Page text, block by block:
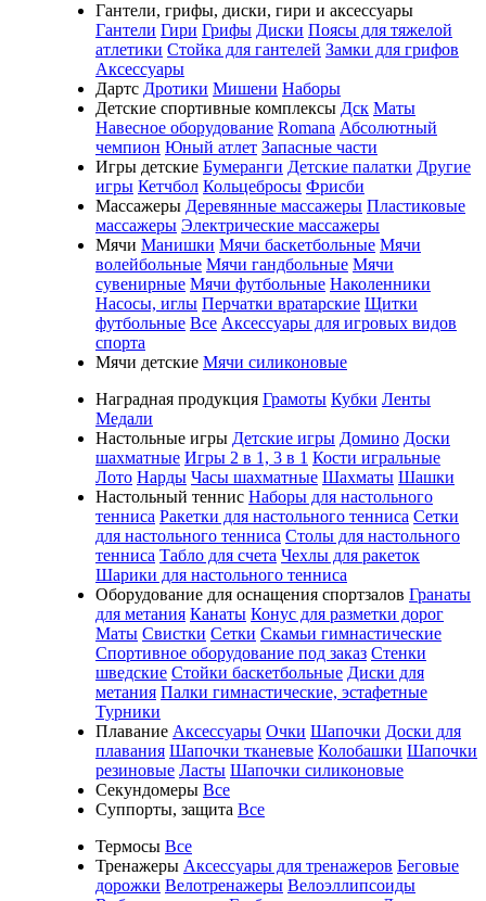
Гантели, грифы, диски, гири и аксессуары
Гантели Гири Грифы Диски Поясы для тяжелой
атлетики Стойка для гантелей Замки для грифов
Аксессуары
Дартс Дротики Мишени Наборы
Детские спортивные комплексы Дск Маты
Навесное оборудование Romana Абсолютный
чемпион Юный атлет Запасные части
Игры детские Бумеранги Детские палатки Другие
игры Кетчбол Кольцебросы Фрисби
Массажеры Деревянные массажеры Пластиковые
массажеры Электрические массажеры
Мячи Манишки Мячи баскетбольные Мячи
волейбольные Мячи гандбольные Мячи
сувенирные Мячи футбольные Наколенники
Насосы, иглы Перчатки вратарские Щитки
футбольные Все Аксессуары для игровых видов
спорта
Мячи детские Мячи силиконовые
Наградная продукция Грамоты Кубки Ленты
Медали
Настольные игры Детские игры Домино Доски
шахматные Игры 2 в 1, 3 в 1 Кости игральные
Лото Нарды Часы шахматные Шахматы Шашки
Настольный теннис Наборы для настольного
тенниса Ракетки для настольного тенниса Сетки
для настольного тенниса Столы для настольного
тенниса Табло для счета Чехлы для ракеток
Шарики для настольного тенниса
Оборудование для оснащения спортзалов Гранаты
для метания Канаты Конус для разметки дорог
Маты Свистки Сетки Скамьи гимнастические
Спортивное оборудование под заказ Стенки
шведские Стойки баскетбольные Диски для
метания Палки гимнастические, эстафетные
Турники
Плавание Аксессуары Очки Шапочки Доски для
плавания Шапочки тканевые Колобашки Шапочки
резиновые Ласты Шапочки силиконовые
Секундомеры Все
Суппорты, защита Все
Термосы Все
Тренажеры Аксессуары для тренажеров Беговые
дорожки Велотренажеры Велоэллипсоиды